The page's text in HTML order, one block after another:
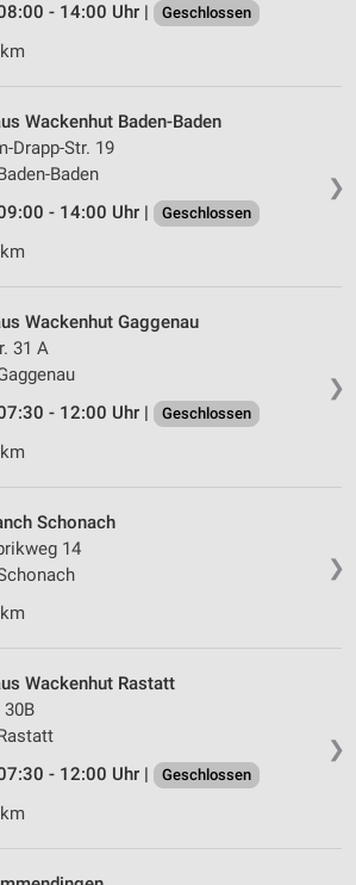
- 14:00 Uhr |
Geschlossen
❯
Wackenhut Baden-Baden
Drapp-Str. 19
Baden
- 14:00 Uhr |
Geschlossen
❯
Wackenhut Gaggenau
31 A
- 12:00 Uhr |
Geschlossen
❯
Schonach
14
❯
Wackenhut Rastatt
30B
- 12:00 Uhr |
Geschlossen